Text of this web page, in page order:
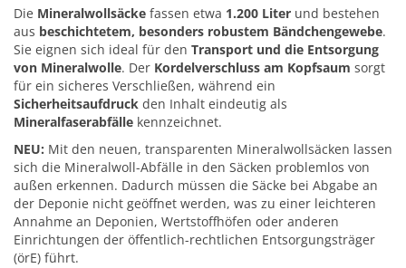
Die Mineralwollsäcke fassen etwa 1.200 Liter und bestehen
aus beschichtetem, besonders robustem Bändchengewebe.
Sie eignen sich ideal für den Transport und die Entsorgung
von Mineralwolle. Der Kordelverschluss am Kopfsaum sorgt
für ein sicheres Verschließen, während ein
Sicherheitsaufdruck den Inhalt eindeutig als
Mineralfaserabfälle kennzeichnet.
NEU: Mit den neuen, transparenten Mineralwollsäcken lassen
sich die Mineralwoll-Abfälle in den Säcken problemlos von
außen erkennen. Dadurch müssen die Säcke bei Abgabe an
der Deponie nicht geöffnet werden, was zu einer leichteren
Annahme an Deponien, Wertstoffhöfen oder anderen
Einrichtungen der öffentlich-rechtlichen Entsorgungsträger
(örE) führt.